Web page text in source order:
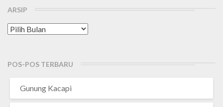
ARSIP
Arsip
POS-POS TERBARU
Gunung Kacapi